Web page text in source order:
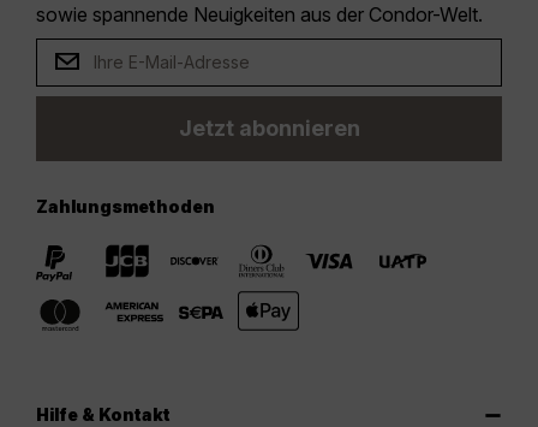
sowie spannende Neuigkeiten aus der Condor-Welt.
Jetzt abonnieren
Zahlungsmethoden
Hilfe & Kontakt